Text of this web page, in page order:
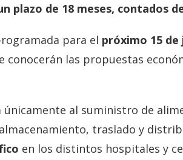
plazo de 18 meses, contados
para el próximo 15
conocerán las propuestas
al suministro de
traslado y
en los distintos hospitales y